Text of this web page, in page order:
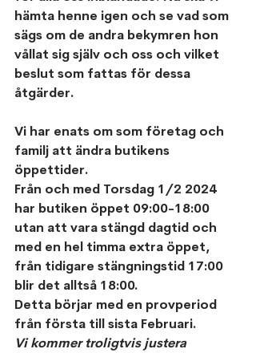
hämta henne igen och se vad som
sägs om de andra bekymren hon
vållat sig själv och oss och vilket
beslut som fattas för dessa
åtgärder.
Vi har enats om som företag och
familj att ändra butikens
öppettider.
Från och med Torsdag 1/2 2024
har butiken öppet 09:00-18:00
utan att vara stängd dagtid och
med en hel timma extra öppet,
från tidigare stängningstid 17:00
blir det alltså 18:00.
Detta börjar med en provperiod
från första till sista Februari.
Vi kommer troligtvis justera